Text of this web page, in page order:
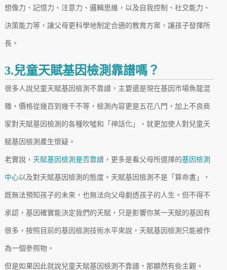
想像力、記憶力、注意力、邏輯思維，以及自我控制、社交能力、
決策能力等，讓父母更科學地制定合適的教育方案，讓孩子發揮所
長。
3.兒童天賦基因檢測靠譜嗎？
很多人說兒童天賦基因檢測不靠譜，主要還是現在基因市場魚龍混
雜，價格從幾百到幾千不等，檢測內容更是五花八門，加上不良商
家對天賦基因檢測的各種吹噓和「神話化」，就更加使人對兒童天
賦基因檢測產生懷疑。
老實說， 天賦基因檢測是否靠譜，更多是看父母所選擇的基因檢測
中心以及對天賦基因檢測的態度。天賦基因檢測不是「算命書」，
既無法預知孩子的未來，也無法向父母劇透孩子的人生。但不得不
承認，基因確實能決定我們的天賦，只是影響你某一天賦的基因有
很多，按照目前的基因檢測技術水平來說，天賦基因檢測只能被作
為一個參照物。
但是如果因此就說兒童天賦基因檢測不靠譜，那顯然有些主觀。